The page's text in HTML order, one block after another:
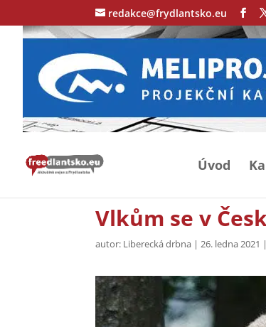
redakce@frydlantsko.eu
Úvod
Vlkům se v
autor: Liberecká drbna |26. ledna 2021